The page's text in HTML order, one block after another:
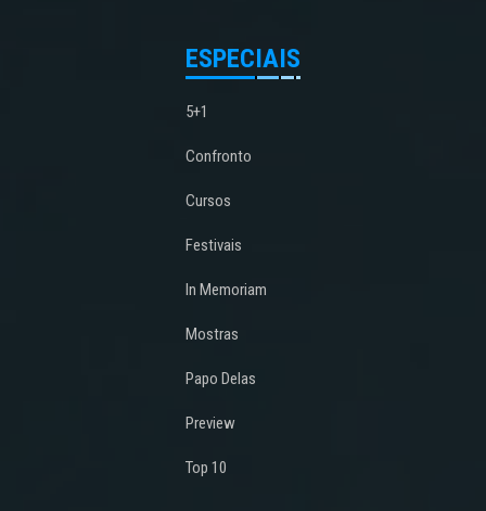
ESPECIAIS
5+1
Confronto
Cursos
Festivais
In Memoriam
Mostras
Papo Delas
Preview
Top 10